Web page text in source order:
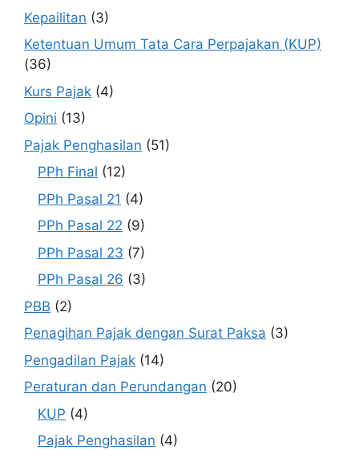
Kepailitan (3)
Ketentuan Umum Tata Cara Perpajakan (KUP)
(36)
Kurs Pajak (4)
Opini (13)
Pajak Penghasilan (51)
PPh Final (12)
PPh Pasal 21 (4)
PPh Pasal 22 (9)
PPh Pasal 23 (7)
PPh Pasal 26 (3)
PBB (2)
Penagihan Pajak dengan Surat Paksa (3)
Pengadilan Pajak (14)
Peraturan dan Perundangan (20)
KUP (4)
Pajak Penghasilan (4)